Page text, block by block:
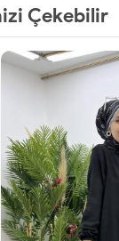
Çekebilir